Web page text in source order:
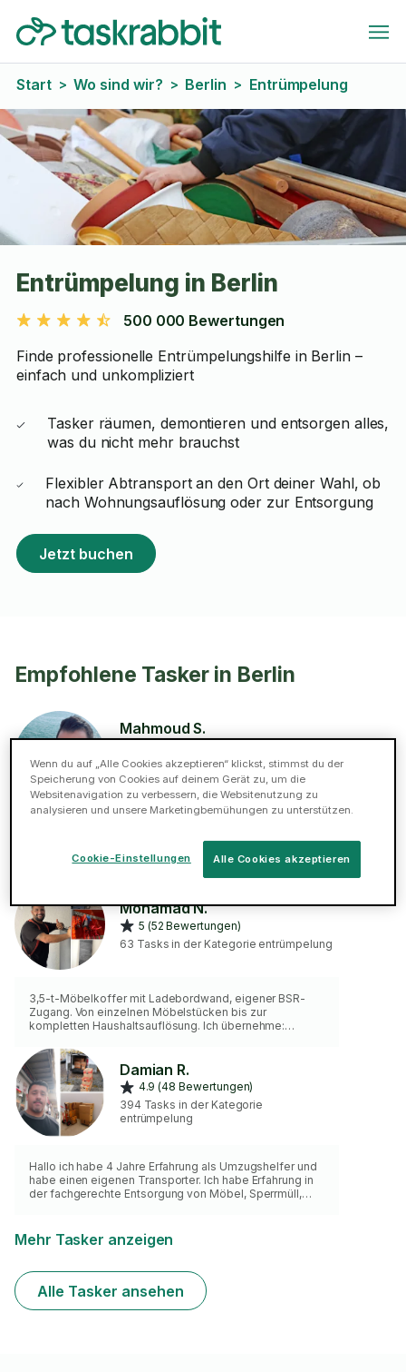
Start > Wo sind wir? > Berlin > Entrümpelung
Entrümpelung in Berlin
500 000 Bewertungen
Finde professionelle Entrümpelungshilfe in Berlin –
einfach und unkompliziert
Tasker räumen, demontieren und entsorgen alles,
was du nicht mehr brauchst
Flexibler Abtransport an den Ort deiner Wahl, ob
nach Wohnungsauflösung oder zur Entsorgung
Jetzt buchen
Empfohlene Tasker in Berlin
Mahmoud S.
5 (66 Bewertungen)
24 Tasks in der Kategorie entrümpelung
Müll und Möbeln. Seit mehreren Jahren unterstütze ich
Kunden dabei, ihre Gegenstände schnell, zuverlässig
ein eigenes Auto. Bei Bedarf kann ich auch einen
Transporter mieten – die Kosten dafür werden
transparent mit dem Kunden abgerechnet. Wenn Sie
jemanden suchen, der zuverlässig und ef
Mohamad N.
5 (52 Bewertungen)
63 Tasks in der Kategorie entrümpelung
3,5-t-Möbelkoffer mit Ladebordwand, eigener BSR-
Zugang. Von einzelnen Möbelstücken bis zur
kompletten Haushaltsauflösung. Ich übernehme:
Entsorgung. Sperrmüll, Möbel, Elektrogeräte, Keller-
und Dachbodenauflösung. Besenreine Übergabe.
Entsorgungsnachweis erhalten Sie von mir. BSR-Gebühr
wird nach Gewicht berechnet und 1:1 ohne Aufschlag
weitergegeben. Zweiter registrierter Tasker auf
Wunsch, vorab im Chat. Deutsch, Englisch, Arabisch.
Damian R.
4.9 (48 Bewertungen)
394 Tasks in der Kategorie
entrümpelung
Hallo ich habe 4 Jahre Erfahrung als Umzugshelfer und
habe einen eigenen Transporter. Ich habe Erfahrung in
der fachgerechte Entsorgung von Möbel, Sperrmüll,
Mehr Tasker anzeigen
Alle Tasker ansehen
Wenn du auf „Alle Cookies akzeptieren“ klickst, stimmst du der
Speicherung von Cookies auf deinem Gerät zu, um die
Websitenavigation zu verbessern, die Websitenutzung zu
analysieren und unsere Marketingbemühungen zu unterstützen.
Alle Cookies akzeptieren
Cookie-Einstellungen